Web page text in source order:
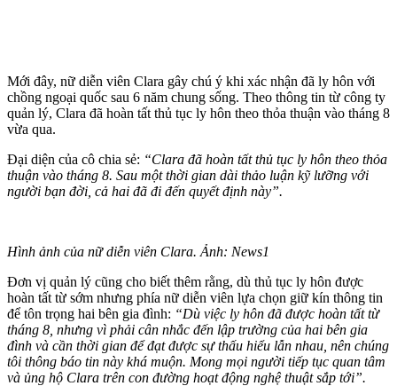
Mới đây, nữ diễn viên Clara gây chú ý khi xác nhận đã ly hôn với
chồng ngoại quốc sau 6 năm chung sống. Theo thông tin từ công ty
quản lý, Clara đã hoàn tất thủ tục ly hôn theo thỏa thuận vào tháng 8
vừa qua.
Đại diện của cô chia sẻ: “Clara đã hoàn tất thủ tục ly hôn theo thỏa
thuận vào tháng 8. Sau một thời gian dài thảo luận kỹ lưỡng với
người bạn đời, cả hai đã đi đến quyết định này”.
Hình ảnh của nữ diễn viên Clara. Ảnh: News1
Đơn vị quản lý cũng cho biết thêm rằng, dù thủ tục ly hôn được
hoàn tất từ sớm nhưng phía nữ diễn viên lựa chọn giữ kín thông tin
để tôn trọng hai bên gia đình: “Dù việc ly hôn đã được hoàn tất từ
tháng 8, nhưng vì phải cân nhắc đến lập trường của hai bên gia
đình và cần thời gian để đạt được sự thấu hiểu lẫn nhau, nên chúng
tôi thông báo tin này khá muộn. Mong mọi người tiếp tục quan tâm
và ủng hộ Clara trên con đường hoạt động nghệ thuật sắp tới”.